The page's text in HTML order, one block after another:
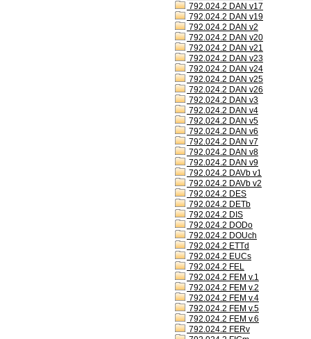
792.024.2 DAN v17
792.024.2 DAN v19
792.024.2 DAN v2
792.024.2 DAN v20
792.024.2 DAN v21
792.024.2 DAN v23
792.024.2 DAN v24
792.024.2 DAN v25
792.024.2 DAN v26
792.024.2 DAN v3
792.024.2 DAN v4
792.024.2 DAN v5
792.024.2 DAN v6
792.024.2 DAN v7
792.024.2 DAN v8
792.024.2 DAN v9
792.024.2 DAVb v1
792.024.2 DAVb v2
792.024.2 DES
792.024.2 DETb
792.024.2 DIS
792.024.2 DODo
792.024.2 DOUch
792.024.2 ETTd
792.024.2 EUCs
792.024.2 FEL
792.024.2 FEM v.1
792.024.2 FEM v.2
792.024.2 FEM v.4
792.024.2 FEM v.5
792.024.2 FEM v.6
792.024.2 FERv